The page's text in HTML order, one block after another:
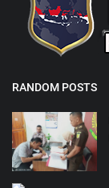
RANDOM POSTS